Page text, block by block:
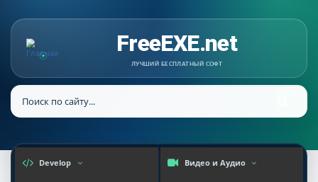
FreeEXE.net
ЛУЧШИЙ БЕСПЛАТНЫЙ СОФТ
Develop Видео и Аудио